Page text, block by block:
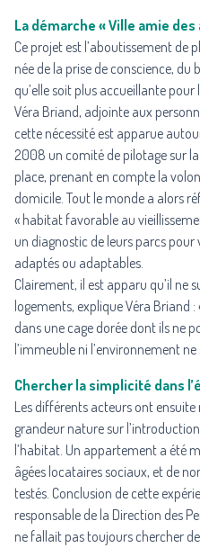
La démarche « Ville amie des
Ce projet est l’aboutissement de
née de la prise de conscience,
qu’elle soit plus accueillante pour
Véra Briand, adjointe aux
cette nécessité est apparue
2008 un comité de pilotage sur
place, prenant en compte la
domicile. Tout le monde a alors
« habitat favorable au
un diagnostic de leurs parcs
adaptés ou adaptables.
Clairement, il est apparu qu’il ne
logements, explique Véra Briand
dans une cage dorée dont ils ne
l’immeuble ni l’environnement
Chercher la simplicité dans
Les différents acteurs ont
grandeur nature sur
l’habitat. Un appartement a été
âgées locataires sociaux, et de
testés. Conclusion de cette
responsable de la Direction des
ne fallait pas toujours chercher